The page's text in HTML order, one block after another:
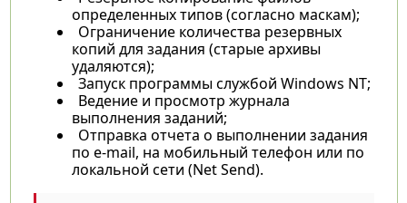
определенных типов (согласно маскам);
Ограничение количества резервных
копий для задания (старые архивы
удаляются);
Запуск программы службой Windows NT;
Ведение и просмотр журнала
выполнения заданий;
Отправка отчета о выполнении задания
по e-mail, на мобильный телефон или по
локальной сети (Net Send).